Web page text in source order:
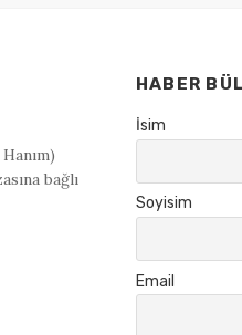
bağlı
HABER
İsim
Soyisim
Email